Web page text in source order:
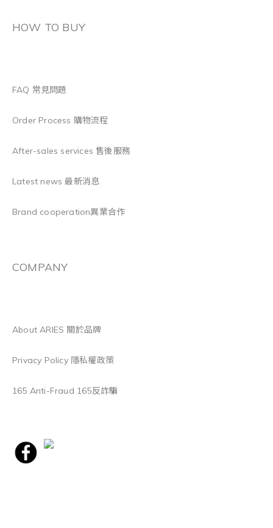
HOW TO BUY
FAQ 常見問題
Order Process 購物流程
After-sales services 售後服務
Latest news 最新消息
Brand cooperation異業合作
COMPANY
About ARIES 關於品牌
Privacy Policy 隱私權政策
165 Anti-Fraud 165反詐騙